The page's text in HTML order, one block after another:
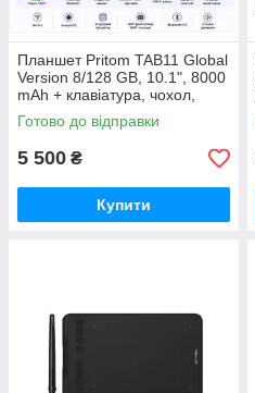
Планшет Pritom TAB11 Global
Version 8/128 GB, 10.1", 8000
mAh + клавіатура, чохол,
мишка
Готово до відправки
5 500 ₴
Купити